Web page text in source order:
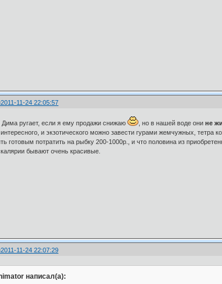
2011-11-24 22:05:57
Дима ругает, если я ему продажи снижаю , но в нашей воде онине
интересного, и экзотического можно завести гурами жемчужных,
готовым потратить на рыбку 200-1000р., и что половина из
бывают очень красивые.
2011-11-24 22:07:29
написал(а):